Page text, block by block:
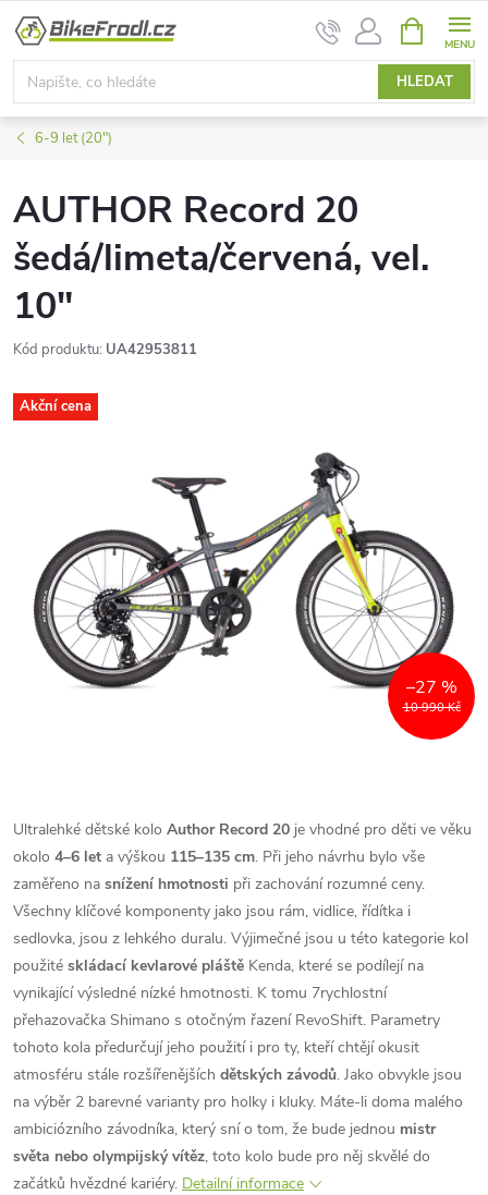
Přejít
obsah
HLEDAT
NÁKUPNÍ
KOŠÍK
6-9 let (20")
AUTHOR Record 20
šedá/limeta/červená, vel.
10"
Kód produktu: UA42953811
Akční cena
10 990 Kč
–27 %
Ultralehké dětské kolo Author Record 20 je vhodné pro děti ve věku
okolo 4–6 let a výškou 115–135 cm. Při jeho návrhu bylo vše
zaměřeno na snížení hmotnosti při zachování rozumné ceny.
Všechny klíčové komponenty jako jsou rám, vidlice, řídítka i
sedlovka, jsou z lehkého duralu. Výjimečné jsou u této kategorie kol
použité skládací kevlarové pláště Kenda, které se podílejí na
vynikající výsledné nízké hmotnosti. K tomu 7rychlostní
přehazovačka Shimano s otočným řazení RevoShift. Parametry
tohoto kola předurčují jeho použití i pro ty, kteří chtějí okusit
atmosféru stále rozšířenějších dětských závodů. Jako obvykle jsou
na výběr 2 barevné varianty pro holky i kluky. Máte-li doma malého
ambiciózního závodníka, který sní o tom, že bude jednou mistr
světa nebo olympijský vítěz, toto kolo bude pro něj skvělé do
začátků hvězdné kariéry. Detailní informace